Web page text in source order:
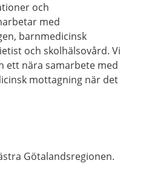
och
med
barnmedicinsk
och skolhälsovård. Vi
ett nära samarbete med
mottagning när det
Götalandsregionen.